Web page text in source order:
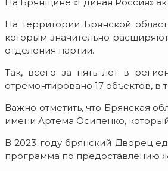
На территории Брянской
которым значительно
отделения партии.
Так, всего за пять лет в
отремонтировано 17 объектов, в
Важно отметить, что Брянская
имени Артема Осипенко,
В 2023 году брянский Дворец
программа по предоставлению